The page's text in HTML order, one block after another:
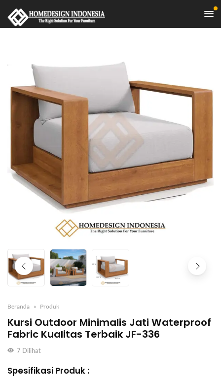
Beranda Produk
Kursi Outdoor Minimalis Jati Waterproof
Fabric Kualitas Terbaik JF-336
7 Dilihat
Spesifikasi Produk :